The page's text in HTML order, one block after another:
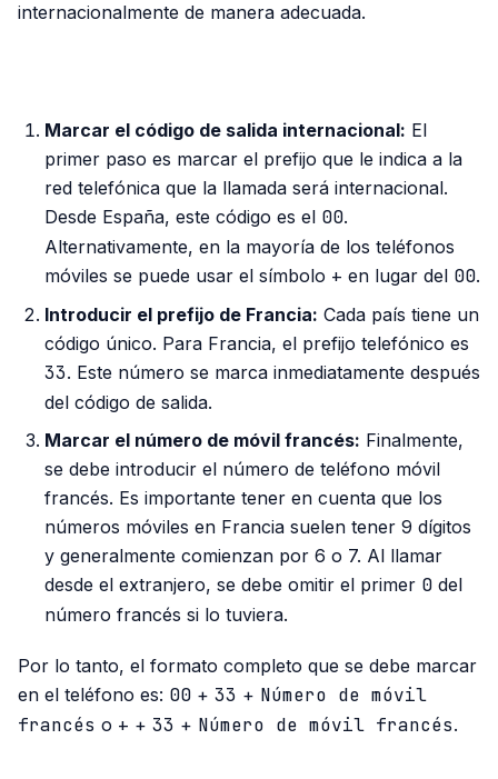
internacionalmente de manera adecuada.
Marcar el código de salida internacional: El
primer paso es marcar el prefijo que le indica a la
red telefónica que la llamada será internacional.
Desde España, este código es el 00.
Alternativamente, en la mayoría de los teléfonos
móviles se puede usar el símbolo + en lugar del 00.
Introducir el prefijo de Francia: Cada país tiene un
código único. Para Francia, el prefijo telefónico es
33. Este número se marca inmediatamente después
del código de salida.
Marcar el número de móvil francés: Finalmente,
se debe introducir el número de teléfono móvil
francés. Es importante tener en cuenta que los
números móviles en Francia suelen tener 9 dígitos
y generalmente comienzan por 6 o 7. Al llamar
desde el extranjero, se debe omitir el primer 0 del
número francés si lo tuviera.
Por lo tanto, el formato completo que se debe marcar
en el teléfono es: 00 + 33 + Número de móvil
francés o + + 33 + Número de móvil francés.